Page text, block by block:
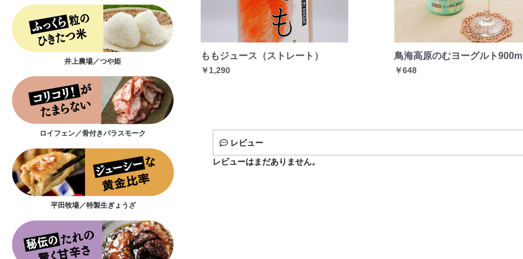
井上農場／つや姫
ロイフェン／骨付きバラスモーク
平田牧場／特製生ぎょうざ
ももジュース（ストレート）
￥1,290
鳥海高原のむヨーグルト900ml
￥648
レビュー
レビューはまだありません。